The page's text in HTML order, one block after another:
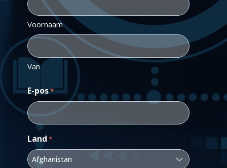
Voornaam
Van
E-pos*
Land *